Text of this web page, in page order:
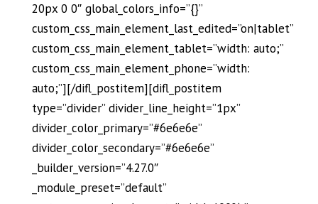
20px 0 0″ global_colors_info=”{}”
custom_css_main_element_last_edited=”on|tablet”
custom_css_main_element_tablet=”width: auto;”
custom_css_main_element_phone=”width:
auto;”][/difl_postitem][difl_postitem
type=”divider” divider_line_height=”1px”
divider_color_primary=”#6e6e6e”
divider_color_secondary=”#6e6e6e”
_builder_version=”4.27.0″
_module_preset=”default”